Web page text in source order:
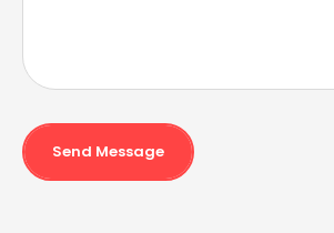
Send Message